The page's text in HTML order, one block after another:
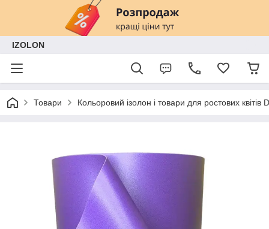
IZOLON
Товари Кольоровий ізолон і товари для ростових квітів